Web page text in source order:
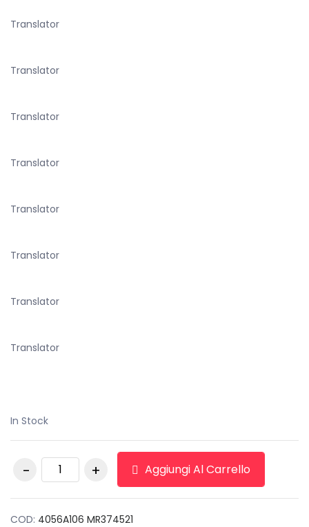
Translator
Translator
Translator
Translator
Translator
Translator
Translator
Translator
In Stock
BIELLETTA
STABILIZZATORE
quantità
Aggiungi Al Carrello
COD: 4056A106 MR374521